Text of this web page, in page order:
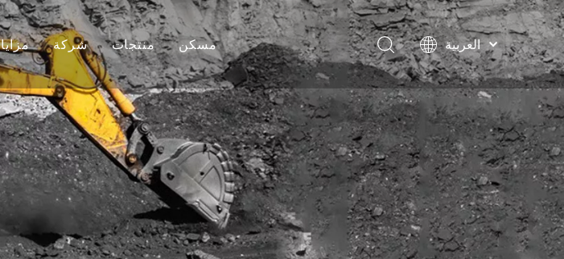
مزايا
بحث وتطوير
إنتاج
خدمة
شركة
معلومات عنا
ثقافة
التعليمات
منتجات
دلو الأسنان
دلو حفارة
محول دلو الأسنان
مرفقات حفارة أخرى
مسكن
العربية
English
Français
Pусский
Español
Português